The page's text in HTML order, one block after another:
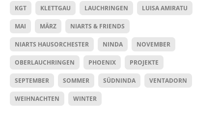
KGT KLETTGAU LAUCHRINGEN LUISA AMIRATU
MAI MÄRZ NIARTS & FRIENDS
NIARTS HAUSORCHESTER NINDA NOVEMBER
OBERLAUCHRINGEN PHOENIX PROJEKTE
SEPTEMBER SOMMER SÜDNINDA VENTADORN
WEIHNACHTEN WINTER